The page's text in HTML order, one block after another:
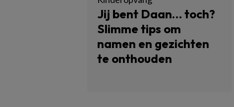
Jij bent Daan… toch?
Slimme tips om
namen en gezichten
te onthouden